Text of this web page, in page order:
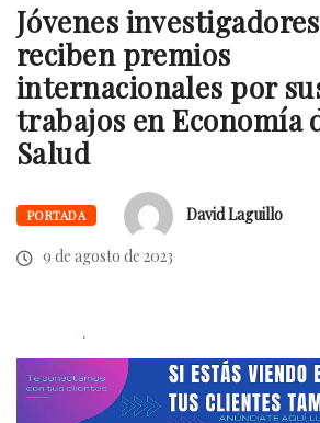
Jóvenes
reciben premios
internacionales por
trabajos en Economía
Salud
PORTADA
David Laguillo
9 de agosto de 2023
.